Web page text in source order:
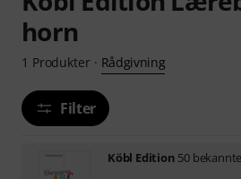
horn
1 Produkter· Rådgivning
Filter
Köbl Edition 50